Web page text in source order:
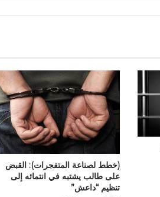
(خطط لصناعة المتفجرات): القبض
على طالب يشتبه في انتمائه إلى
تنظيم “داعش”